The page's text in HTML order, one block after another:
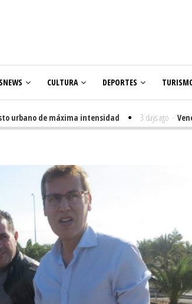
CULTURA DEPORTES
de máxima intensidad 3 days ago -